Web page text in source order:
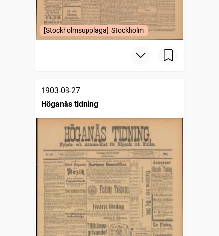
[Stockholmsupplaga], Stockholm
1903-08-27
Höganäs tidning